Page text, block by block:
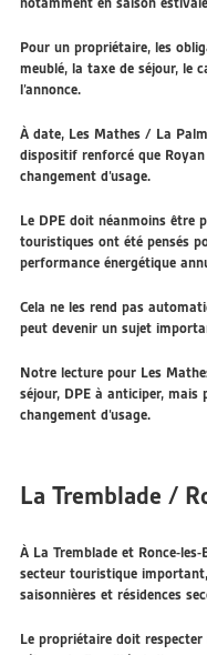
Pour un propriétaire, les
meublé, la taxe de séjour, le
l’annonce.
À date, Les Mathes / La
dispositif renforcé que
changement d’usage.
Le DPE doit néanmoins être
touristiques ont été pensés
performance énergétique
Cela ne les rend pas
peut devenir un sujet
Notre lecture pour Les
séjour, DPE à anticiper, mais
changement d’usage.
La Tremblade /
À La Tremblade et Ronce-
secteur touristique
saisonnières et résidences
Le propriétaire doit